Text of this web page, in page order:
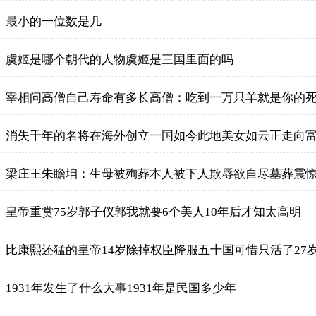
最小的一位数是几
​虞姬是哪个朝代的人物虞姬是三国里面的吗
宰相问高僧自己寿命有多长高僧：吃到一万只羊就是你的
消失千年的名将在海外创立一国如今此地美女如云正走向
梁庄王朱瞻垍：生母被殉葬本人被下人欺辱欲自尽墓葬震
皇帝重赏75岁郭子仪郭我就要6个美人10年后才知太高明
比康熙还猛的皇帝14岁除掉权臣降服五十国可惜只活了27
1931年发生了什么大事1931年是民国多少年